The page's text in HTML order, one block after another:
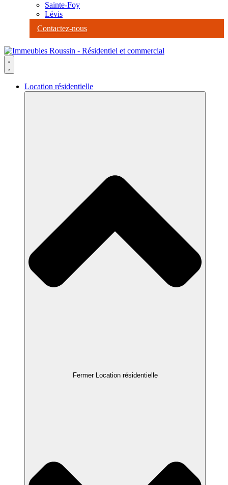
Sainte-Foy
Lévis
Contactez-nous
Location résidentielle
Fermer Location résidentielle